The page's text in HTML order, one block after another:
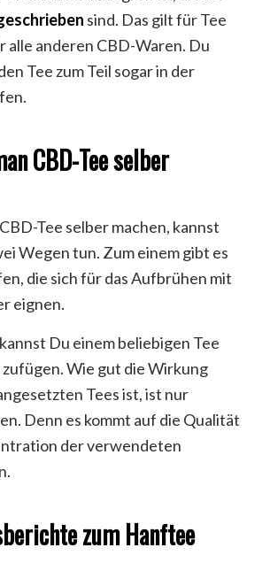
sind. Das gilt für Tee
alle anderen CBD-Waren. Du
Tee zum Teil sogar in der
CBD-Tee selber
Tee selber machen, kannst
Wegen tun. Zum einem gibt es
die sich für das Aufbrühen mit
eignen.
Du einem beliebigen Tee
Wie gut die Wirkung
Tees ist, ist nur
Denn es kommt auf die Qualität
der verwendeten
zum Hanftee